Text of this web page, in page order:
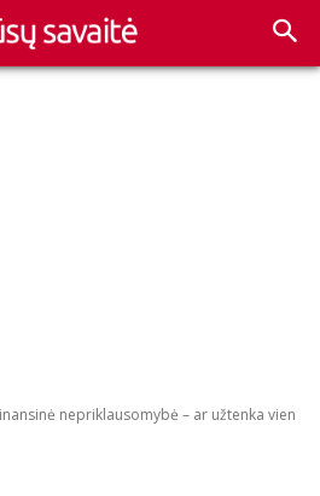
nepriklausomybė – ar užtenka vien